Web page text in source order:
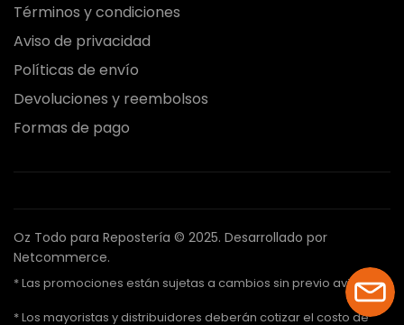
Términos y condiciones
Aviso de privacidad
Políticas de envío
Devoluciones y reembolsos
Formas de pago
Oz Todo para Repostería © 2025. Desarrollado por
Netcommerce.
* Las promociones están sujetas a cambios sin previo aviso.
* Los mayoristas y distribuidores deberán cotizar el costo de